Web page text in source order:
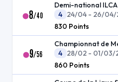
8/40
Demi-national ILCA
4 24/04 - 26/04/
830 Points
9/56
Championnat de
4 28/02 - 01/03/
860 Points